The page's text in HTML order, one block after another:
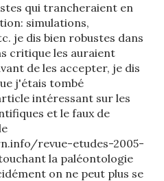
qui trancheraient en
simulations,
je dis bien robustes dans
critique les auraient
de les accepter, je dis
j'étais tombé
intéressant sur les
et le faux de
revue-etudes-2005-
la paléontologie
on ne peut plus se